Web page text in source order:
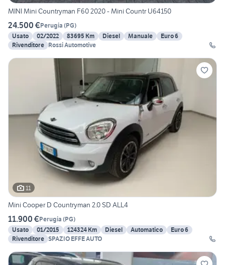
MINI Mini Countryman F60 2020 - Mini Countr U64150
24.500 €Perugia (PG)
Usato
02/2022 83695 Km Diesel Manuale
Euro 6
Rivenditore Rossi Automotive
11
Mini Cooper D Countryman 2.0 SD ALL4
11.900 €Perugia (PG)
Usato
01/2015 124324 Km Diesel Automatico
Euro 6
Rivenditore SPAZIO EFFE AUTO